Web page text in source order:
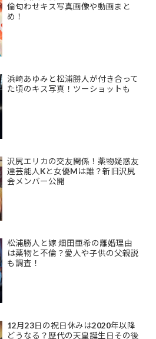
倫匂わせキス写真画像や動画まと
め！
浜崎あゆみと松浦勝人が付き合って
た頃のキス写真！ツーショットも
沢尻エリカの交友関係！薬物疑惑友
達芸能人Kと女優Mは誰？新旧沢尻
会メンバー公開
松浦勝人と嫁 畑田亜希の離婚理由
は薬物と不倫？愛人や子供の父親説
も調査！
12月23日の祝日休みは2020年以降
どうなる？歴代の天皇誕生日その後